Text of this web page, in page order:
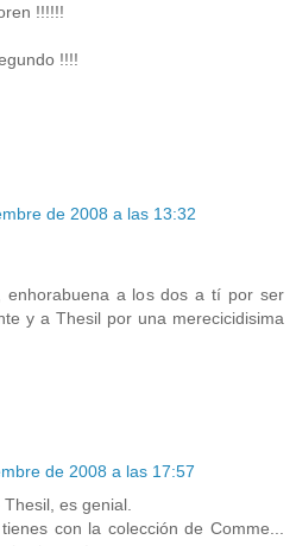
!!!!!!
!!!!
de 2008 a las 13:32
enhorabuena a los dos a tí por ser
y a Thesil por una merecicidisima
de 2008 a las 17:57
es genial.
con la colección de Comme...